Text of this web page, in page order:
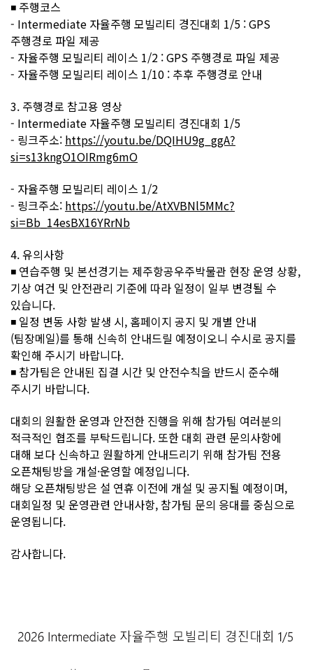
◾ 주행코스
- Intermediate 자율주행 모빌리티 경진대회 1/5 : GPS
주행경로 파일 제공
- 자율주행 모빌리티 레이스 1/2 : GPS 주행경로 파일 제공
- 자율주행 모빌리티 레이스 1/10 : 추후 주행경로 안내
3. 주행경로 참고용 영상
- Intermediate 자율주행 모빌리티 경진대회 1/5
- 링크주소: https://youtu.be/DQIHU9g_ggA?
si=s13kngO1OIRmg6mO
- 자율주행 모빌리티 레이스 1/2
- 링크주소: https://youtu.be/AtXVBNl5MMc?
si=Bb_14esBX16YRrNb
4. 유의사항
◾ 연습주행 및 본선경기는 제주항공우주박물관 현장 운영 상황,
기상 여건 및 안전관리 기준에 따라 일정이 일부 변경될 수
있습니다.
◾ 일정 변동 사항 발생 시, 홈페이지 공지 및 개별 안내
(팀장메일)를 통해 신속히 안내드릴 예정이오니 수시로 공지를
확인해 주시기 바랍니다.
◾ 참가팀은 안내된 집결 시간 및 안전수칙을 반드시 준수해
주시기 바랍니다.
대회의 원활한 운영과 안전한 진행을 위해 참가팀 여러분의
적극적인 협조를 부탁드립니다. 또한 대회 관련 문의사항에
대해 보다 신속하고 원활하게 안내드리기 위해 참가팀 전용
오픈채팅방을 개설·운영할 예정입니다.
해당 오픈채팅방은 설 연휴 이전에 개설 및 공지될 예정이며,
대회일정 및 운영관련 안내사항, 참가팀 문의 응대를 중심으로
운영됩니다.
감사합니다.